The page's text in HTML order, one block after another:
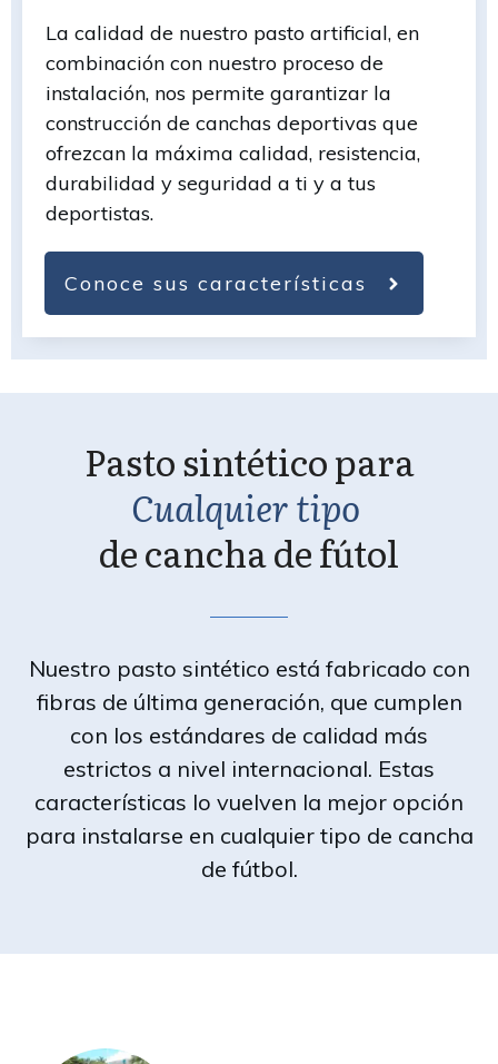
La calidad de nuestro pasto artificial, en
combinación con nuestro proceso de
instalación, nos permite garantizar la
construcción de canchas deportivas que
ofrezcan la máxima calidad, resistencia,
durabilidad y seguridad a ti y a tus
deportistas.
Conoce sus características
Pasto sintético para
Cualquier tipo
de cancha de fútol
Nuestro pasto sintético está fabricado con
fibras de última generación, que cumplen
con los estándares de calidad más
estrictos a nivel internacional. Estas
características lo vuelven la mejor opción
para instalarse en cualquier tipo de cancha
de fútbol.